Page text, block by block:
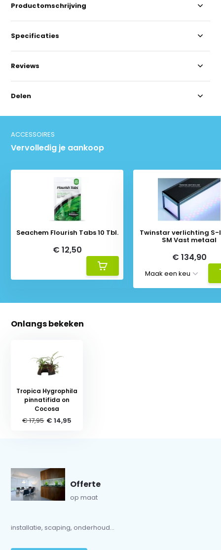
Productomschrijving
Specificaties
Reviews
Delen
ACCESSOIRES
Vervolledig je aankoop
Seachem Flourish Tabs 10 Tbl.
€ 12,50
Twinstar verlichting S-
SM Vast metaal
€ 134,90
Onlangs bekeken
Tropica Hygrophila
pinnatifida on
Cocosa
€ 17,95 € 14,95
Offerte
op maat
installatie, scaping, onderhoud...